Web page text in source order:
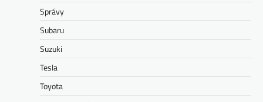
Správy
Subaru
Suzuki
Tesla
Toyota